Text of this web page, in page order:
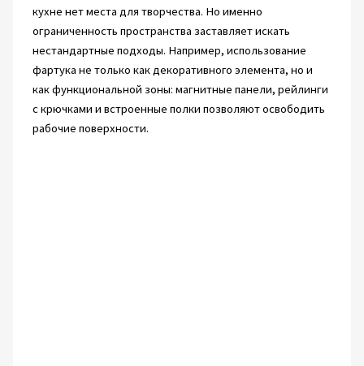
кухне нет места для творчества. Но именно
ограниченность пространства заставляет искать
нестандартные подходы. Например, использование
фартука не только как декоративного элемента, но и
как функциональной зоны: магнитные панели, рейлинги
с крючками и встроенные полки позволяют освободить
рабочие поверхности.